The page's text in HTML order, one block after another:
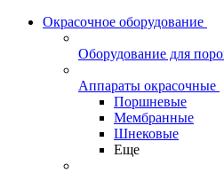
Окрасочное оборудование
Оборудование для
Аппараты окрасочные
Поршневые
Мембранные
Шнековые
Еще